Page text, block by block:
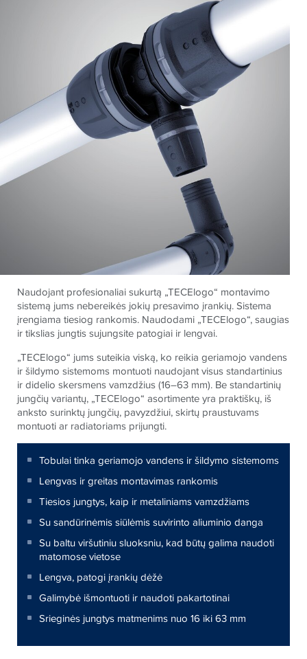
Naudojant profesionaliai sukurtą „TECElogo“ montavimo
sistemą jums nebereikės jokių presavimo įrankių. Sistema
įrengiama tiesiog rankomis. Naudodami „TECElogo“, saugias
ir tikslias jungtis sujungsite patogiai ir lengvai.
„TECElogo“ jums suteikia viską, ko reikia geriamojo vandens
ir šildymo sistemoms montuoti naudojant visus standartinius
ir didelio skersmens vamzdžius (16–63 mm). Be standartinių
jungčių variantų, „TECElogo“ asortimente yra praktiškų, iš
anksto surinktų jungčių, pavyzdžiui, skirtų praustuvams
montuoti ar radiatoriams prijungti.
Tobulai tinka geriamojo vandens ir šildymo sistemoms
Lengvas ir greitas montavimas rankomis
Tiesios jungtys, kaip ir metaliniams vamzdžiams
Su sandūrinėmis siūlėmis suvirinto aliuminio danga
Su baltu viršutiniu sluoksniu, kad būtų galima naudoti
matomose vietose
Lengva, patogi įrankių dėžė
Galimybė išmontuoti ir naudoti pakartotinai
Srieginės jungtys matmenims nuo 16 iki 63 mm